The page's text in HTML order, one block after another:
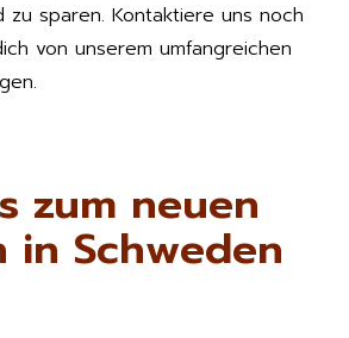
zu sparen. Kontaktiere uns noch
von unserem umfangreichen
zum neuen
in Schweden